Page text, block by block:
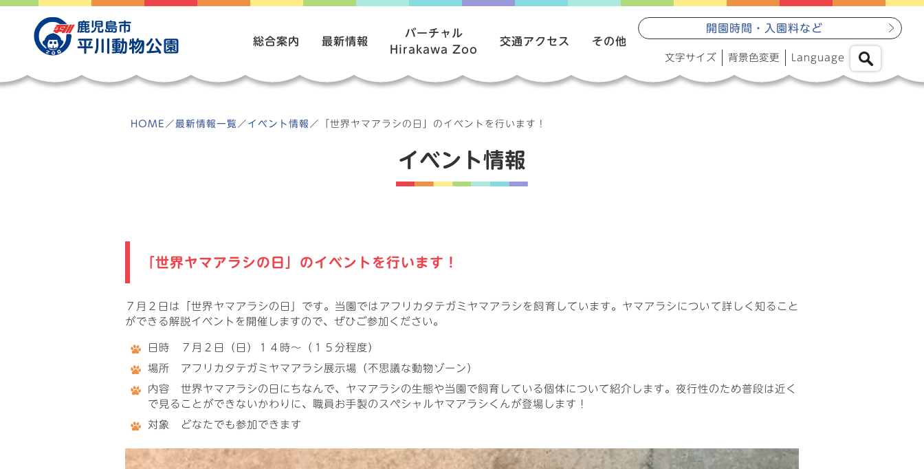
Skip
content
鹿児島市
平川動物公園 総合案内 最新情報
バーチャル
Hirakawa Zoo
交通アクセス その他
開園時間・入園料など
文字サイズ 背景色変更 Language
HOME ／ 最新情報一覧 ／ イベント情報 ／ 「世界ヤマアラシの日」のイベントを行います！
イベント情報
「世界ヤマアラシの日」のイベントを行います！
７月２日は「世界ヤマアラシの日」です。当園ではアフリカタテガミヤマアラシを飼育しています。ヤマアラシについて詳しく知ること
ができる解説イベントを開催しますので、ぜひご参加ください。
日時 ７月２日（日）１４時～（１５分程度）
場所 アフリカタテガミヤマアラシ展示場（不思議な動物ゾーン）
内容 世界ヤマアラシの日にちなんで、ヤマアラシの生態や当園で飼育している個体について紹介します。夜行性のため普段は近く
で見ることができないかわりに、職員お手製のスペシャルヤマアラシくんが登場します！
対象 どなたでも参加できます